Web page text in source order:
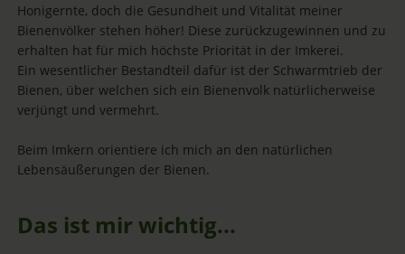
Honigernte, doch die Gesundheit und Vitalität meiner
Bienenvölker stehen höher! Diese zurückzugewinnen und zu
erhalten hat für mich höchste Priorität in der Imkerei.
Ein wesentlicher Bestandteil dafür ist der Schwarmtrieb der
Bienen, über welchen sich ein Bienenvolk natürlicherweise
verjüngt und vermehrt.
Beim Imkern orientiere ich mich an den natürlichen
Lebensäußerungen der Bienen.
Das ist mir wichtig...